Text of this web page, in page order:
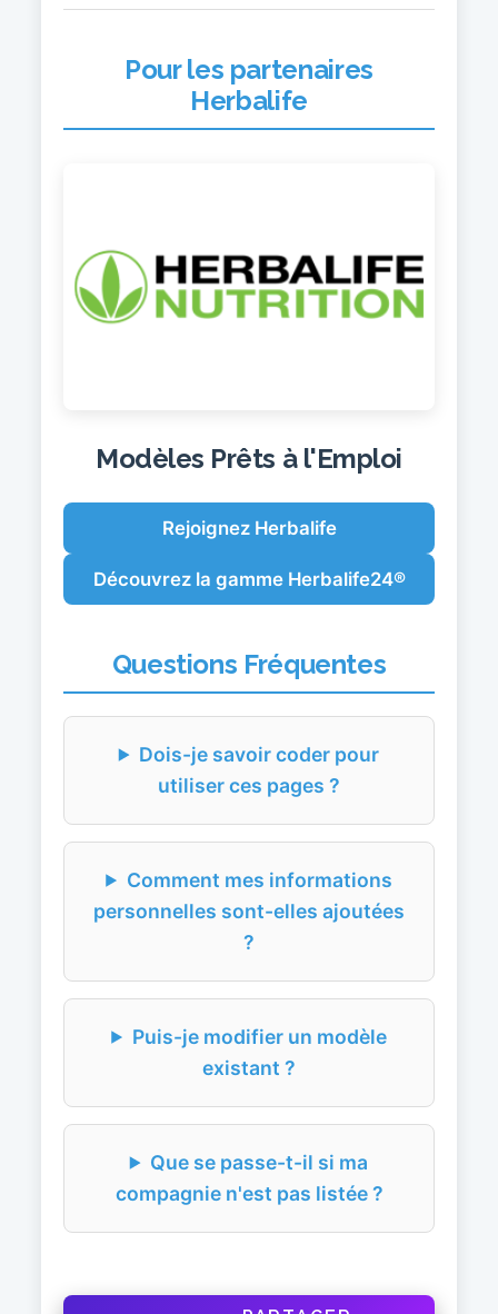
Pour les partenaires
Herbalife
Modèles Prêts à l'Emploi
Rejoignez Herbalife
Découvrez la gamme Herbalife24®
Questions Fréquentes
Dois-je savoir coder pour
utiliser ces pages ?
Comment mes informations
personnelles sont-elles ajoutées
?
Puis-je modifier un modèle
existant ?
Que se passe-t-il si ma
compagnie n'est pas listée ?